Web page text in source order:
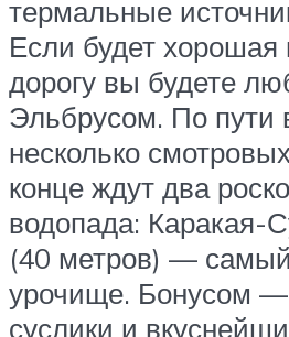
термальные
Если будет хорошая
дорогу вы будете
Эльбрусом. По пути
несколько
конце ждут два
водопада: Каракая-
(40 метров) —
урочище. Бонусом —
суслики и